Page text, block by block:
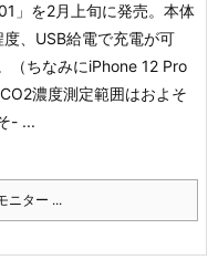
」を2月上旬に発売。 本体
、USB給電で充電が可
（ちなみにiPhone 12 Pro
CO2濃度測定範囲はおよそ
- ...
ニター ...